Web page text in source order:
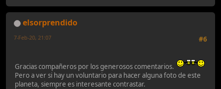
elsorprendido
#6
7-Feb-20, 21:07
Gracias compañeros por los generosos comentarios.
Pero a ver si hay un voluntario para hacer alguna foto de este
planeta, siempre es interesante contrastar.